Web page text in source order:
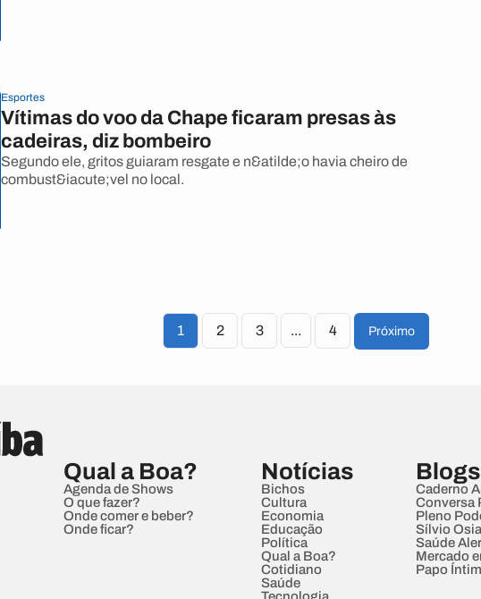
Esportes
Vítimas do voo da Chape ficaram presas às
cadeiras, diz bombeiro
Segundo ele, gritos guiaram resgate e n&atilde;o havia cheiro de
combust&iacute;vel no local.
1 2 3 ... 4 Próximo
Qual a Boa?
Agenda de Shows
O que fazer?
Onde comer e beber?
Onde ficar?
Notícias
Bichos
Cultura
Economia
Educação
Política
Qual a Boa?
Cotidiano
Saúde
Blogs
Caderno
Conversa
Pleno
Sílvio
Saúde
Mercado
Papo